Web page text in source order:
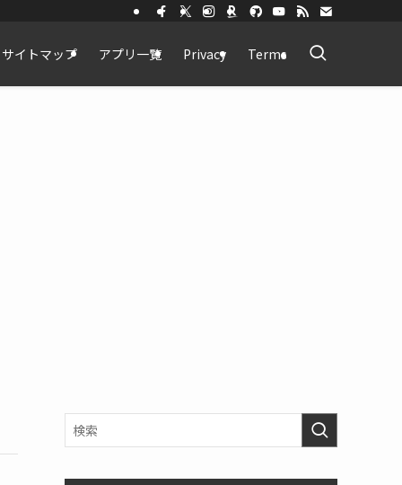
サイトマップ アプリ一覧 Privacy Terms